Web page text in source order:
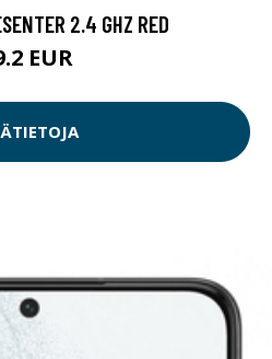
2.4 GHZ RED
EUR